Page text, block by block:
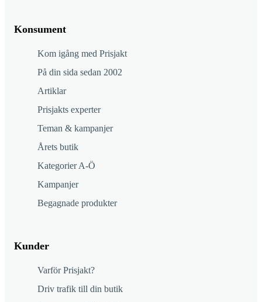
Konsument
Kom igång med Prisjakt
På din sida sedan 2002
Artiklar
Prisjakts experter
Teman & kampanjer
Årets butik
Kategorier A-Ö
Kampanjer
Begagnade produkter
Kunder
Varför Prisjakt?
Driv trafik till din butik